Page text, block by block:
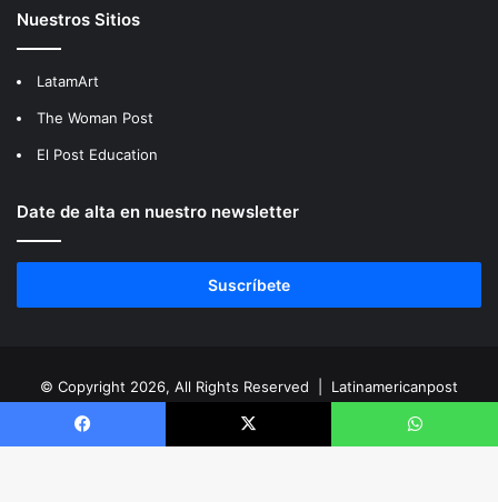
Nuestros Sitios
LatamArt
The Woman Post
El Post Education
Date de alta en nuestro newsletter
Suscríbete
© Copyright 2026, All Rights Reserved | Latinamericanpost
RSS Facebook
X LinkedInYouTubeInstagram
Facebook X WhatsApp